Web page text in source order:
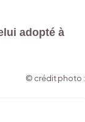
adopté à
© crédit photo :